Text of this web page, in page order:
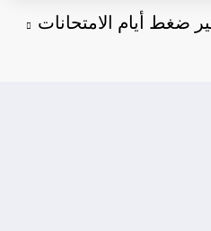
ضغط أيام الامتحانات